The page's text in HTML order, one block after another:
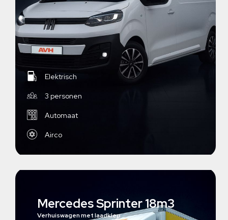
Elektrisch
3 personen
Automaat
Airco
Mercedes Sprinter 18m3
Verhuiswagen met laadklep